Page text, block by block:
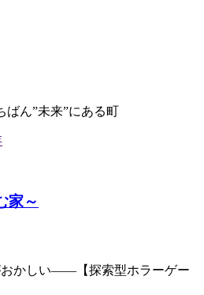
ばん”未来”にある町
家～
かしい――【探索型ホラーゲー